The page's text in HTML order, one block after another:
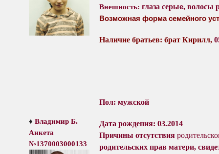
Внешность: глаза серые, волосы
Возможная форма семейного
Наличие братьев: брат Кирилл,
♦ Владимир Б.
Анкета
№1370003000133
Пол: мужской
Дата рождения: 03.2014
Причины отсутствия
родительских прав матери,